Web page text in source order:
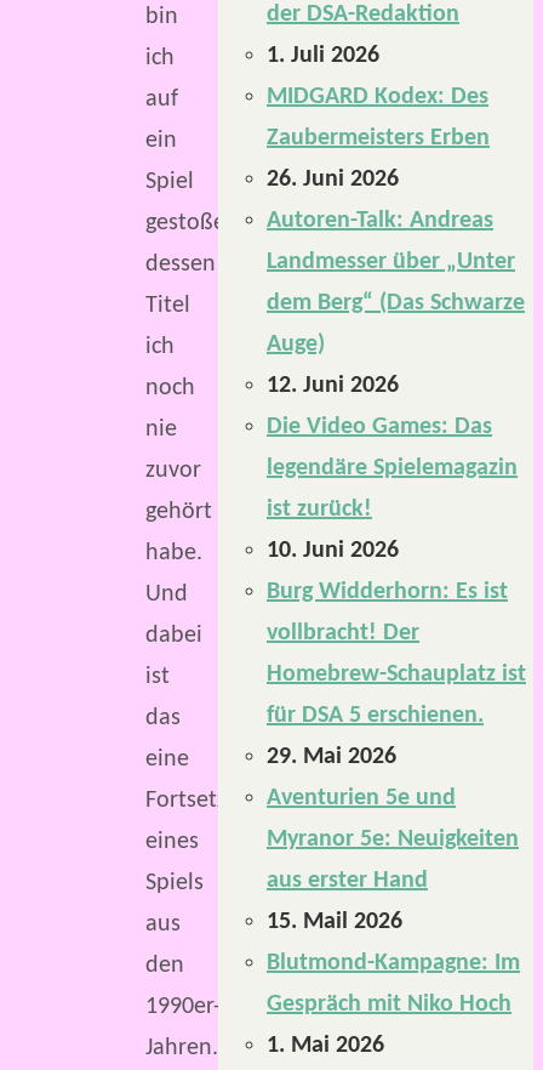
bin
ich
auf
ein
Spiel
gestoßen,
dessen
Titel
ich
noch
nie
zuvor
gehört
habe.
Und
dabei
ist
das
eine
Fortsetzung
eines
Spiels
aus
den
1990er-
Jahren.
der DSA-Redaktion
1. Juli 2026
MIDGARD Kodex: Des
Zaubermeisters Erben
26. Juni 2026
Autoren-Talk: Andreas
Landmesser über „Unter
dem Berg“ (Das Schwarze
Auge)
12. Juni 2026
Die Video Games: Das
legendäre Spielemagazin
ist zurück!
10. Juni 2026
Burg Widderhorn: Es ist
vollbracht! Der
Homebrew-Schauplatz ist
für DSA 5 erschienen.
29. Mai 2026
Aventurien 5e und
Myranor 5e: Neuigkeiten
aus erster Hand
15. Mail 2026
Blutmond-Kampagne: Im
Gespräch mit Niko Hoch
1. Mai 2026